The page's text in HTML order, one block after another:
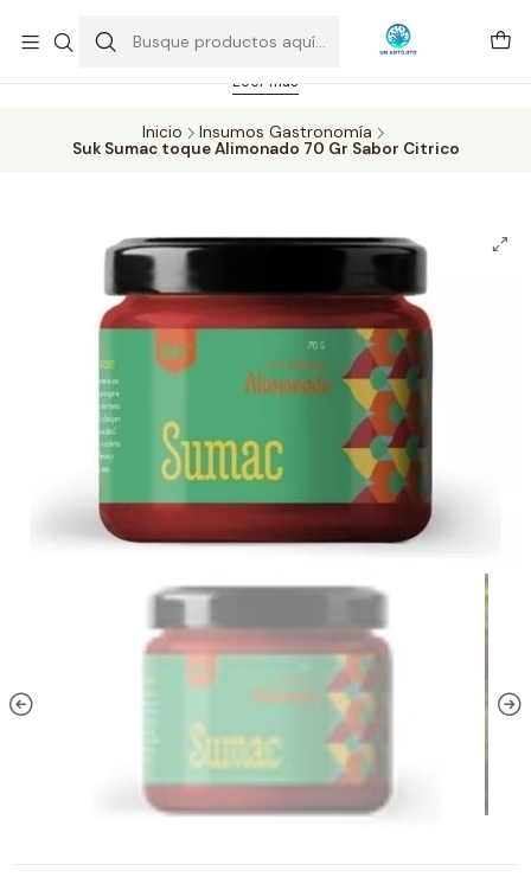
Feriado 21-05-2026 atención hasta las 14 hrs. Envío GRATIS mismo
día solo área Metropolitana Santiago por compras desde CLP 39.900.
Pedidos hasta 16 hrs., sábados y domingos hasta 14 hrs.
Leer más
Inicio
Insumos Gastronomía
Suk Sumac toque Alimonado 70 Gr Sabor Citrico